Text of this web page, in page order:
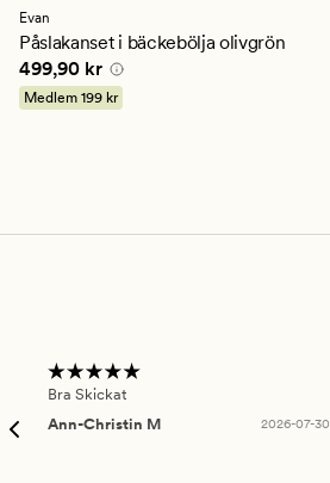
ett
genomsnittligt
betyg
på
4
Evan
Påslakanset i bäckebölja olivgrön
Pris 499,90 kr
499,90 kr
Medlem 199 kr
Bra Skickat
Ann-Christin M
2026-07-30